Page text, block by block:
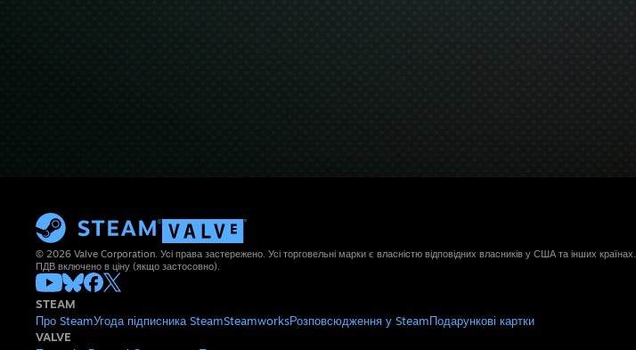
© 2026 Valve Corporation. Усі права застережено. Усі торговельні марки є власністю відповідних власників у США та інших країнах.
ПДВ включено в ціну (якщо застосовно).
STEAM
Про SteamУгода підписника SteamSteamworksРозповсюдження у SteamПодарункові картки
VALVE